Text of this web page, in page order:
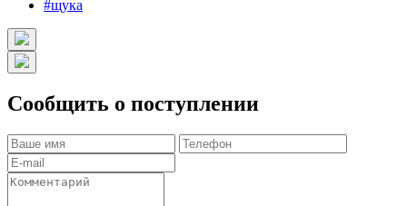
#щука
Сообщить о поступлении